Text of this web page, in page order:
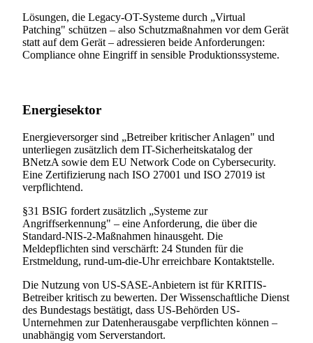
Lösungen, die Legacy-OT-Systeme durch „Virtual
Patching" schützen – also Schutzmaßnahmen vor dem Gerät
statt auf dem Gerät – adressieren beide Anforderungen:
Compliance ohne Eingriff in sensible Produktionssysteme.
Energiesektor
Energieversorger sind „Betreiber kritischer Anlagen" und
unterliegen zusätzlich dem IT-Sicherheitskatalog der
BNetzA sowie dem EU Network Code on Cybersecurity.
Eine Zertifizierung nach ISO 27001 und ISO 27019 ist
verpflichtend.
§31 BSIG fordert zusätzlich „Systeme zur
Angriffserkennung" – eine Anforderung, die über die
Standard-NIS-2-Maßnahmen hinausgeht. Die
Meldepflichten sind verschärft: 24 Stunden für die
Erstmeldung, rund-um-die-Uhr erreichbare Kontaktstelle.
Die Nutzung von US-SASE-Anbietern ist für KRITIS-
Betreiber kritisch zu bewerten. Der Wissenschaftliche Dienst
des Bundestags bestätigt, dass US-Behörden US-
Unternehmen zur Datenherausgabe verpflichten können –
unabhängig vom Serverstandort.